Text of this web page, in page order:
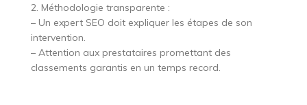
2. Méthodologie transparente :
– Un expert SEO doit expliquer les étapes de son
intervention.
– Attention aux prestataires promettant des
classements garantis en un temps record.